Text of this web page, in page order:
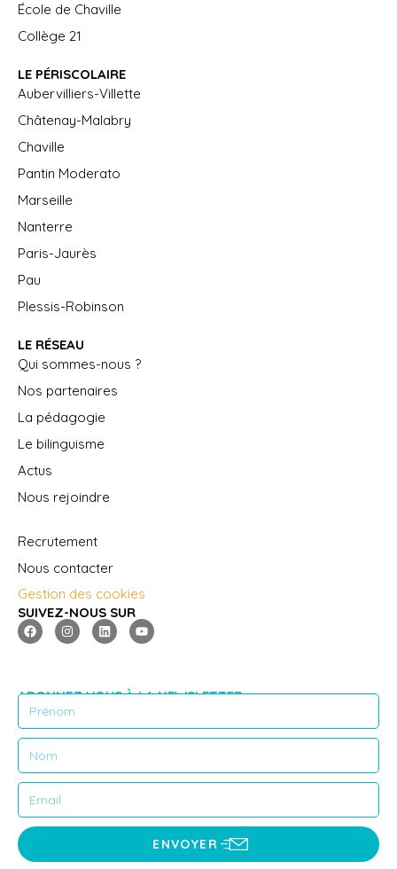
École de Chaville
Collège 21
LE PÉRISCOLAIRE
Aubervilliers-Villette
Châtenay-Malabry
Chaville
Pantin Moderato
Marseille
Nanterre
Paris-Jaurès
Pau
Plessis-Robinson
LE RÉSEAU
Qui sommes-nous ?
Nos partenaires
La pédagogie
Le bilinguisme
Actus
Nous rejoindre
Recrutement
Nous contacter
Gestion des cookies
SUIVEZ-NOUS SUR
ABONNEZ VOUS À LA NEWSLETTER
ENVOYER